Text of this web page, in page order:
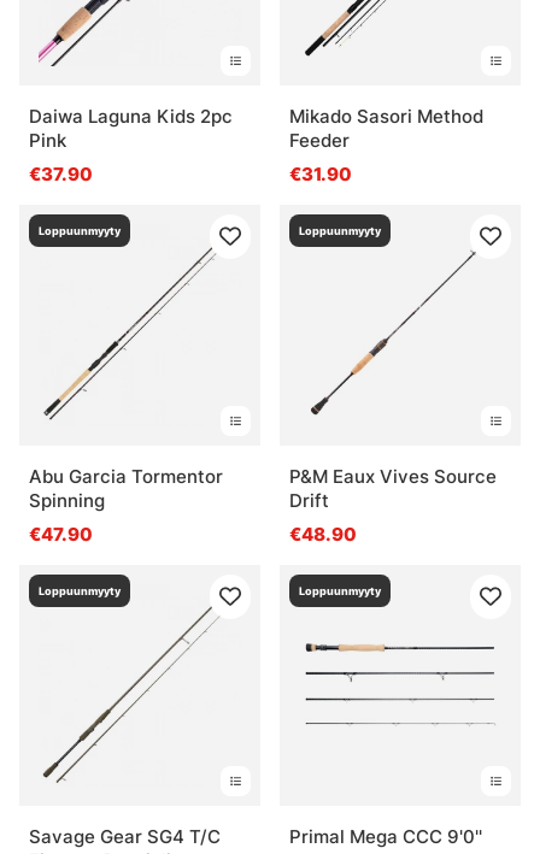
Daiwa Laguna Kids 2pc
Pink
€37.90
Mikado Sasori Method
Feeder
€31.90
Loppuunmyyty
Abu Garcia Tormentor
Spinning
€47.90
Loppuunmyyty
P&M Eaux Vives Source
Drift
€48.90
Loppuunmyyty
Savage Gear SG4 T/C
Loppuunmyyty
Primal Mega CCC 9'0''